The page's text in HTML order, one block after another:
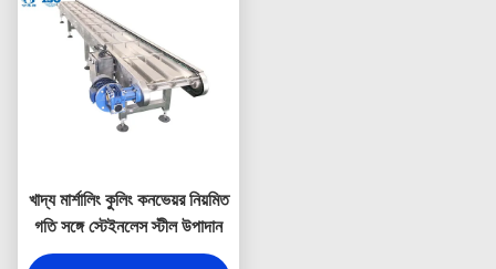
খাদ্য মার্শালিং কুলিং কনভেয়র নিয়মিত
গতি সঙ্গে স্টেইনলেস স্টীল উপাদান